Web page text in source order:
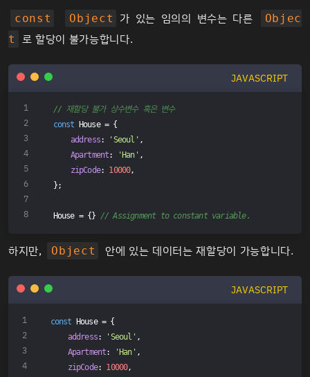
const Object 가 있는 임의의 변수는 다른
Objec
t
로 할당이 불가능합니다.
JAVASCRIPT
// 재할당 불가 상수변수 혹은 변수
const House = {
address: 'Seoul' ,
Apartment: 'Han' ,
zipCode: 10000,
};
House = {} // Assignment to constant variable.
하지만, Object 안에 있는 데이터는 재할당이 가능합니다.
JAVASCRIPT
const House = {
address: 'Seoul' ,
Apartment: 'Han' ,
zipCode: 10000,